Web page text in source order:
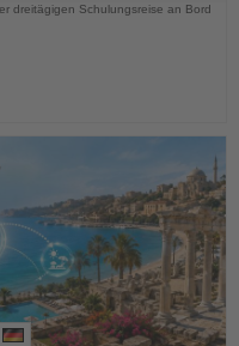
dreitägigen Schulungsreise an Bord